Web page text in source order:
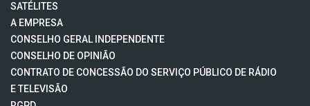
SATÉLITES
A EMPRESA
CONSELHO GERAL INDEPENDENTE
CONSELHO DE OPINIÃO
CONTRATO DE CONCESSÃO DO SERVIÇO PÚBLICO DE RÁDIO
E TELEVISÃO